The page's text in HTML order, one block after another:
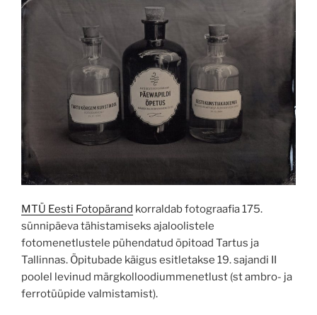
MTÜ Eesti Fotopärand korraldab fotograafia 175.
sünnipäeva tähistamiseks ajaloolistele
fotomenetlustele pühendatud õpitoad Tartus ja
Tallinnas. Õpitubade käigus esitletakse 19. sajandi II
poolel levinud märgkolloodiummenetlust (st ambro- ja
ferrotüüpide valmistamist).